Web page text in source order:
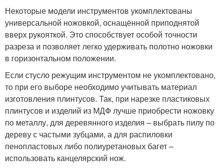
Некоторые модели инструментов укомплектованы
универсальной ножовкой, оснащённой приподнятой
вверх рукояткой. Это способствует особой точности
разреза и позволяет легко удерживать полотно ножовки
в горизонтальном положении.
Если стусло режущим инструментом не укомплектовано,
то при его выборе необходимо учитывать материал
изготовления плинтусов. Так, при нарезке пластиковых
плинтусов и изделий из МДФ лучше приобрести ножовку
по металлу, для деревянного изделия – выбрать пилу по
дереву с частыми зубцами, а для распиловки
пенопластовых либо полиуретановых багет –
использовать канцелярский нож.